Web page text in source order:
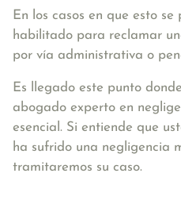
En los casos en que esto
habilitado para reclamar
por vía administrativa o
Es llegado este punto
abogado experto en
esencial. Si entiende que
ha sufrido una negligencia
tramitaremos su caso.